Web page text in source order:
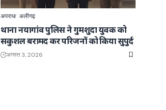
अपराध अलीगढ़
थाना नयागांव पुलिस ने गुमशुदा युवक को
सकुशल बरामद कर परिजनों को किया सुपुर्द
अगस्त 3, 2026